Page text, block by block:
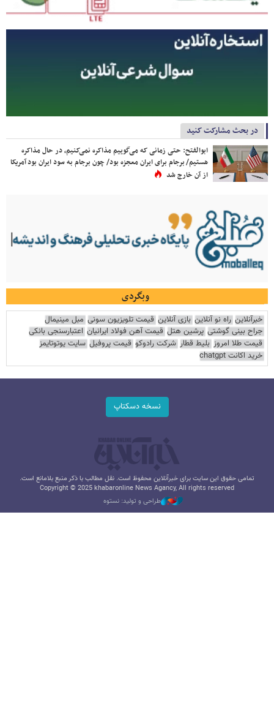
در بحث مشارکت کنید
ابوالفتح: حتی زمانی که می‌گوییم مذاکره نمی‌کنیم، در حال مذاکره
هستیم/ برجام برای ایران معجزه بود/ چون برجام به سود ایران بود آمریکا
از آن خارج شد
وبگردی
خبرآنلاین راه نو آنلاین بازی آنلاین قیمت تلویزیون سونی مبل مینیمال
جراح بینی گوشتی پرشین هتل قیمت آهن فولاد ایرانیان اعتبارسنجی بانکی
قیمت طلا امروز بلیط قطار شرکت رادوکو قیمت پروفیل سایت یوتوتایمز
خرید اکانت chatgpt
نسخه دسکتاپ
تمامی حقوق این سایت برای خبرآنلاین محفوظ است. نقل مطالب با ذکر منبع بلامانع است.
Copyright © 2025 khabaronline News Agancy, All rights reserved
طراحی و تولید: نستوه